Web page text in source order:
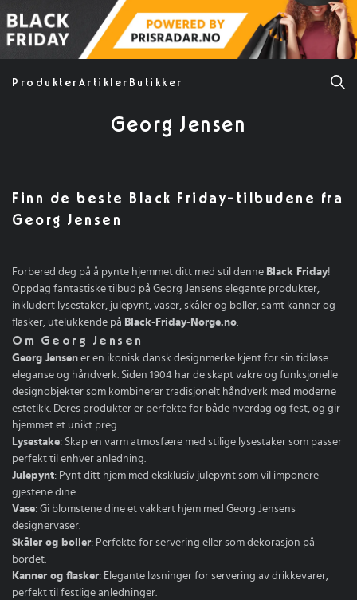
Produkter Artikler Butikker
Georg Jensen
Finn de beste Black Friday-tilbudene fra
Georg Jensen
Forbered deg på å pynte hjemmet ditt med stil denne Black Friday!
Oppdag fantastiske tilbud på Georg Jensens elegante produkter,
inkludert lysestaker, julepynt, vaser, skåler og boller, samt kanner og
flasker, utelukkende på Black-Friday-Norge.no
Om Georg Jensen
Georg Jensen er en ikonisk dansk designmerke kjent for sin tidløse
eleganse og håndverk. Siden 1904 har de skapt vakre og funksjonelle
designobjekter som kombinerer tradisjonelt håndverk med moderne
estetikk. Deres produkter er perfekte for både hverdag og fest, og gir
hjemmet et unikt preg.
Lysestake: Skap en varm atmosfære med stilige lysestaker som passer
perfekt til enhver anledning.
Julepynt: Pynt ditt hjem med eksklusiv julepynt som vil imponere
gjestene dine.
Vase: Gi blomstene dine et vakkert hjem med Georg Jensens
designervaser.
Skåler og boller: Perfekte for servering eller som dekorasjon på
bordet.
Kanner og flasker: Elegante løsninger for servering av drikkevarer,
perfekt til festlige anledninger.